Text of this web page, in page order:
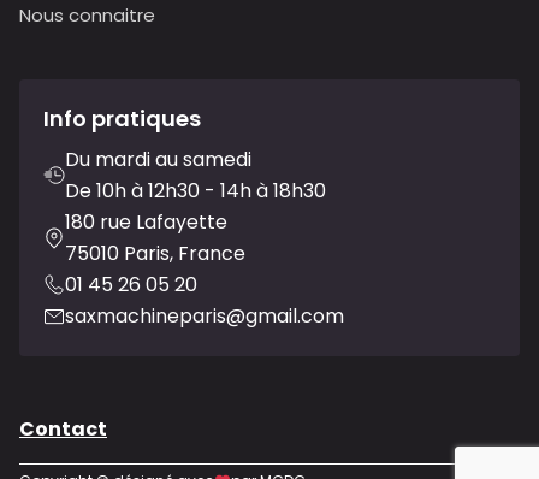
Nous connaitre
Info pratiques
Du mardi au samedi
De 10h à 12h30 - 14h à 18h30
180 rue Lafayette
75010 Paris, France
01 45 26 05 20
saxmachineparis@gmail.com
Contact